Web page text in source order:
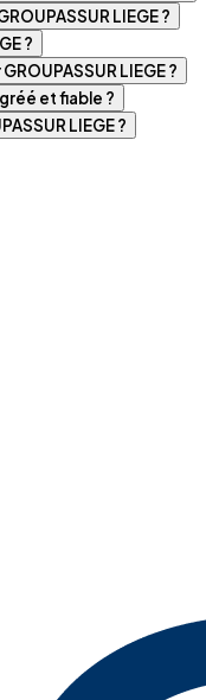
LIEGE ?
?
LIEGE ?
et fiable ?
LIEGE ?